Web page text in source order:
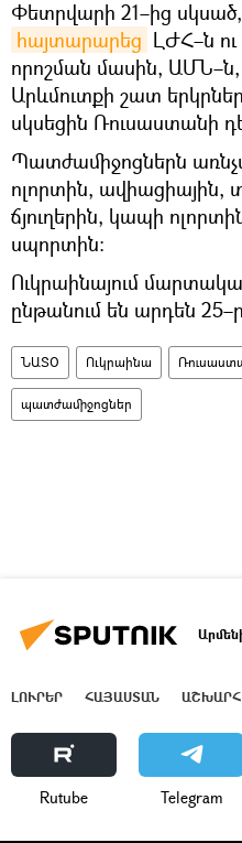
Փետրվարի 21–ից
հայտարարեց ԼԺՀ–ն
որոշման մասին, ԱՄՆ–ն,
Արևմուտքի շատ
սկսեցին Ռուսաստանի
Պատժամիջոցներն
ոլորտին, ավիացիային,
ճյուղերին, կապի
սպորտին։
Ուկրաինայում
ընթանում են արդեն
ՆԱՏՕ Ուկրաինա
պատժամիջոցներ
ԼՈՒՐԵՐ ՀԱՅԱՍՏԱՆ ԱՇԽԱՐՀ
Rutube Telegram